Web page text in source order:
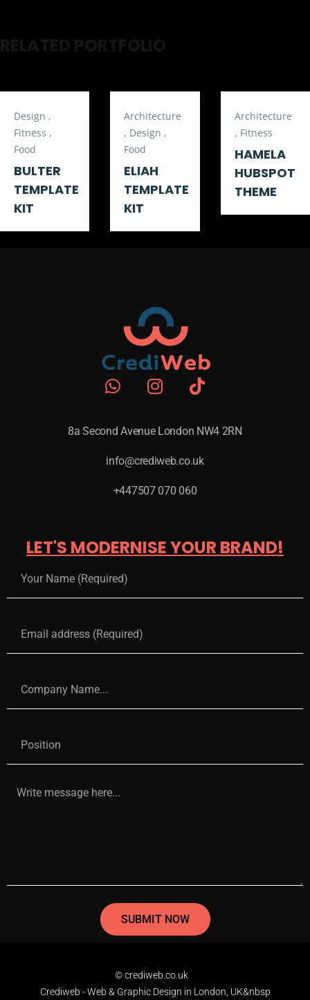
Design ,
Fitness ,
Food
BULTER
TEMPLATE
KIT
Architecture
, Design ,
Food
ELIAH
TEMPLATE
KIT
Architecture
, Fitness
HAMELA
HUBSPOT
THEME
8a Second Avenue London NW4 2RN
info@crediweb.co.uk
+447507 070 060
LET'S MODERNISE YOUR BRAND!
SUBMIT NOW
© crediweb.co.uk
Crediweb - Web & Graphic Design in London, UK&nbsp